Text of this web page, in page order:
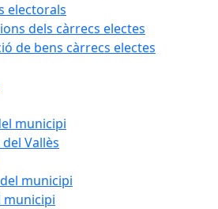
electorals
dels càrrecs electes
de bens càrrecs electes
municipi
Vallès
municipi
municipi